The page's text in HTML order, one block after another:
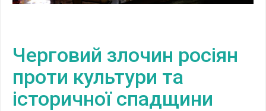
Черговий злочин росіян
проти культури та
історичної спадщини